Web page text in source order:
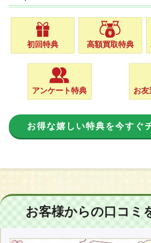
初回特典 高額買取特典
アンケート特典 お友
お得な嬉しい特典を今すぐ
お客様からの口コミ